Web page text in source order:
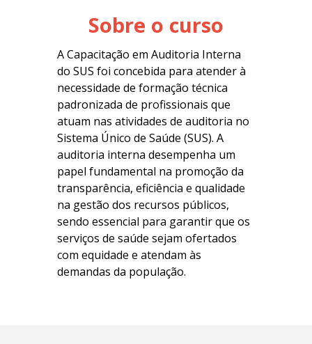
Sobre o curso
A Capacitação em Auditoria Interna
do SUS foi concebida para atender à
necessidade de formação técnica
padronizada de profissionais que
atuam nas atividades de auditoria no
Sistema Único de Saúde (SUS). A
auditoria interna desempenha um
papel fundamental na promoção da
transparência, eficiência e qualidade
na gestão dos recursos públicos,
sendo essencial para garantir que os
serviços de saúde sejam ofertados
com equidade e atendam às
demandas da população.